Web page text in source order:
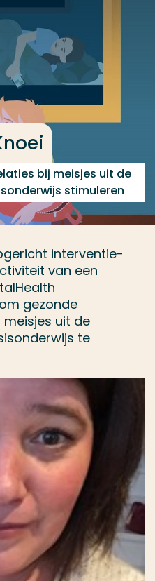
bij meisjes uit de
stimuleren
interventie-
van een
gezonde
uit de
te